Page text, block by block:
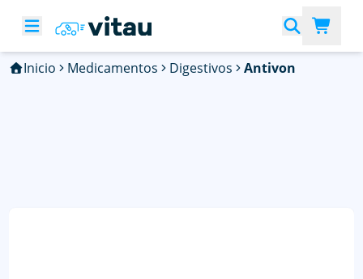
Inicio Medicamentos Digestivos Antivon